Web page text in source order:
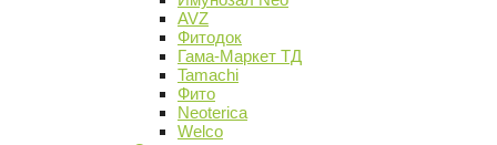
AVZ
Фитодок
Гама-Маркет ТД
Tamachi
Фито
Neoterica
Welco